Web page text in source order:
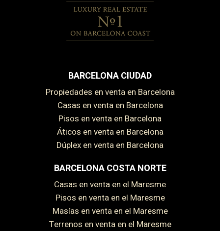
BARCELONA CIUDAD
Propiedades en venta en Barcelona
Casas en venta en Barcelona
Pisos en venta en Barcelona
Áticos en venta en Barcelona
Dúplex en venta en Barcelona
BARCELONA COSTA NORTE
Casas en venta en el Maresme
Pisos en venta en el Maresme
Masías en venta en el Maresme
Terrenos en venta en el Maresme